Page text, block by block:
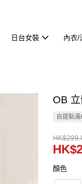
日台女裝 內衣/
OB
自提點
顏色